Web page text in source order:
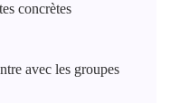
concrètes
avec les groupes